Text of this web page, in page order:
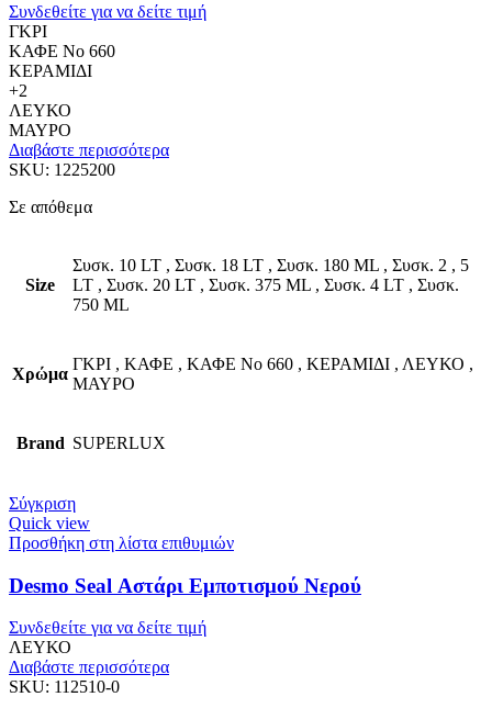
Συνδεθείτε για να δείτε τιμή
ΓΚΡΙ
ΚΑΦΕ No 660
ΚΕΡΑΜΙΔΙ
+2
ΛΕΥΚΟ
ΜΑΥΡΟ
Διαβάστε περισσότερα
SKU: 1225200
Σε απόθεμα
Size
Συσκ. 10 LT , Συσκ. 18 LT , Συσκ. 180 ML , Συσκ. 2 , 5
LT , Συσκ. 20 LT , Συσκ. 375 ML , Συσκ. 4 LT , Συσκ.
750 ML
Χρώμα
ΓΚΡΙ , ΚΑΦΕ , ΚΑΦΕ No 660 , ΚΕΡΑΜΙΔΙ , ΛΕΥΚΟ ,
ΜΑΥΡΟ
Brand SUPERLUX
Σύγκριση
Quick view
Προσθήκη στη λίστα επιθυμιών
Desmo Seal Αστάρι Εμποτισμού Νερού
Συνδεθείτε για να δείτε τιμή
ΛΕΥΚΟ
Διαβάστε περισσότερα
SKU: 112510-0